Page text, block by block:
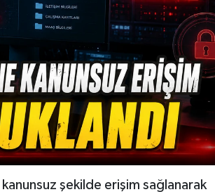
şekilde erişim sağlanarak